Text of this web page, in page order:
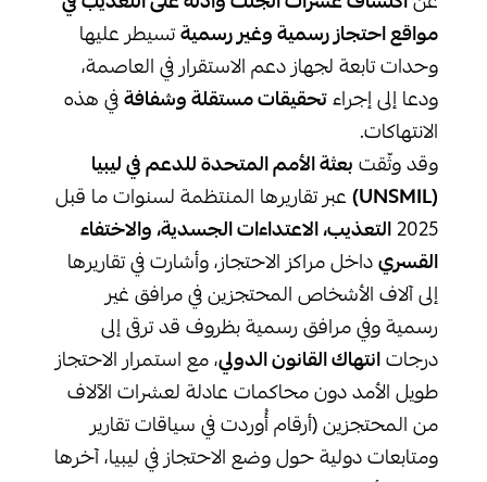
مواقع احتجاز رسمية وغير رسميةتسيطر عليها
وحدات تابعة لجهاز دعم الاستقرار في العاصمة،
ودعا إلى إجراءتحقيقات مستقلة وشفافةفي هذه
الانتهاكات.
وقد وثّقت بعثة الأمم المتحدة للدعم في ليبيا
(UNSMIL)
عبر تقاريرها المنتظمة لسنوات ما قبل
2025التعذيب، الاعتداءات الجسدية، والاختفاء
القسريداخل مراكز الاحتجاز، وأشارت في تقاريرها
إلى آلاف الأشخاص المحتجزين في مرافق غير
رسمية وفي مرافق رسمية بظروف قد ترقى إلى
درجاتانتهاك القانون الدولي، مع استمرار الاحتجاز
طويل الأمد دون محاكمات عادلة لعشرات الآلاف
من المحتجزين (أرقام أُوردت في سياقات تقارير
ومتابعات دولية حول وضع الاحتجاز في ليبيا، آخرها